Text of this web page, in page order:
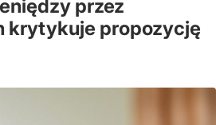
przez
krytykuje propozycję